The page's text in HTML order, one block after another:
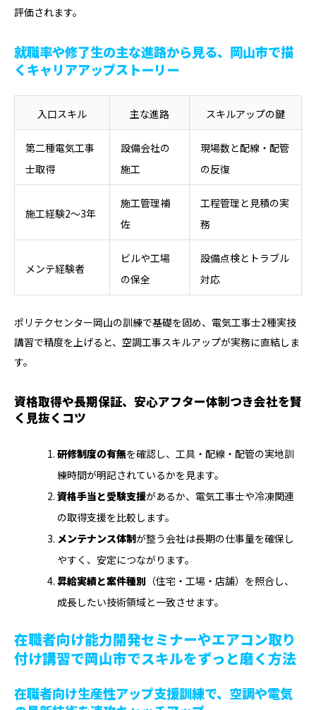
評価されます。
就職率や修了生の主な進路から見る、岡山市で描
くキャリアアップストーリー
入口スキル 主な進路 スキルアップの鍵
第二種電気工事
士取得
設備会社の
施工
現場数と配線・配管
の反復
施工経験2～3年
施工管理補
佐
工程管理と見積の実
務
メンテ経験者
ビルや工場
の保全
設備点検とトラブル
対応
ポリテクセンター岡山の訓練で基礎を固め、電気工事士2種実技
講習で精度を上げると、空調工事スキルアップが実務に直結しま
す。
資格取得や長期保証、安心アフター体制つき会社を賢
く見抜くコツ
研修制度の有無を確認し、工具・配線・配管の実地訓
練時間が明記されているかを見ます。
資格手当と受験支援があるか、電気工事士や冷凍関連
の取得支援を比較します。
メンテナンス体制が整う会社は長期の仕事量を確保し
やすく、安定につながります。
昇給実績と案件種別 （住宅・工場・店舗）を照合し、
成長したい技術領域と一致させます。
在職者向け能力開発セミナーやエアコン取り
付け講習で岡山市でスキルをずっと磨く方法
在職者向け生産性アップ支援訓練で、空調や電気